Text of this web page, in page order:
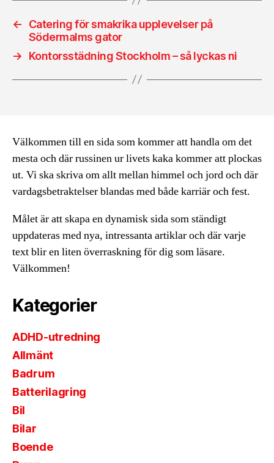
←
Catering för smakrika upplevelser på
Södermalms gator
→
Kontorsstädning Stockholm – så lyckas ni
Välkommen till en sida som kommer att handla om det
mesta och där russinen ur livets kaka kommer att plockas
ut. Vi ska skriva om allt mellan himmel och jord och där
vardagsbetraktelser blandas med både karriär och fest.
Målet är att skapa en dynamisk sida som ständigt
uppdateras med nya, intressanta artiklar och där varje
text blir en liten överraskning för dig som läsare.
Välkommen!
Kategorier
ADHD-utredning
Allmänt
Badrum
Batterilagring
Bil
Bilar
Boende